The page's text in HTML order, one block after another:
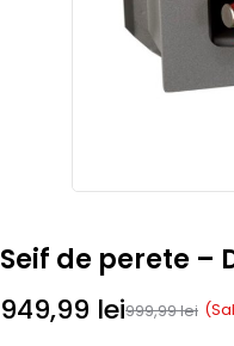
Seif de perete –
999,99lei
949,99 lei